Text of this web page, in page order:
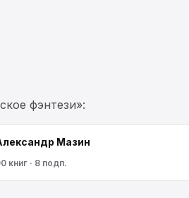
фэнтези»:
Мазин
книг · 8 подп.